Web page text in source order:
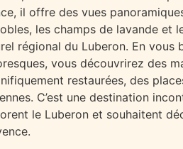
Master : avec lit double (180 x
Apple TV, accès privé par un
Luberon et salle de bains
vasque et WC.
Chambre 3 | avec lit double (160 x
attenante avec douche, lavabo et
Chambre 4 : | avec 2 lits simples
préférez, vue sur la campagne et
il offre des vues
les champs de lavande et
régional du Luberon. En vous
, vous découvrirez des
restaurées, des
C’est une destination
le Luberon et souhaitent